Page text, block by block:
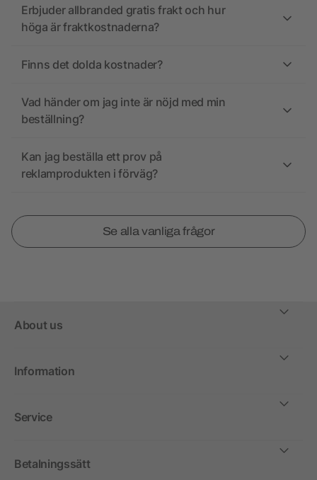
Erbjuder allbranded gratis frakt och hur
höga är fraktkostnaderna?
Finns det dolda kostnader?
Vad händer om jag inte är nöjd med min
beställning?
Kan jag beställa ett prov på
reklamprodukten i förväg?
Se alla vanliga frågor
About us
Information
Service
Betalningssätt